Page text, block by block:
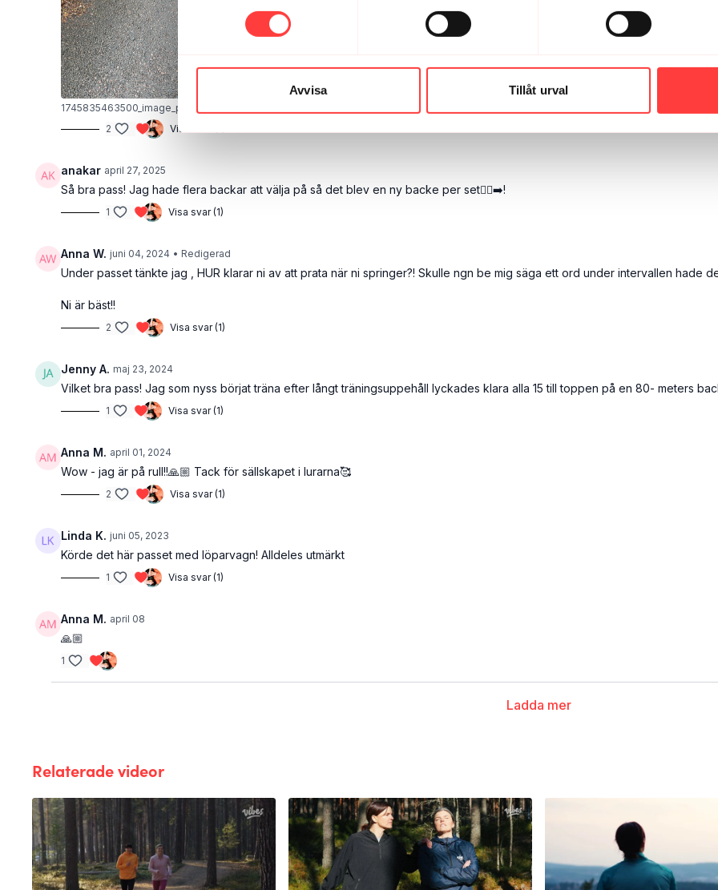
Avvisa Tillåt urval
1745835463500_image_picker_C626ABA2-0891-4541-9BD9-69D7F0907DB0-49419-00001F4CB2548896.1745835463.jpg
2
Visa svar (1)
anakar april 27, 2025
Så bra pass! Jag hade flera backar att välja på så det blev en ny backe per set🏃‍♀️‍➡️!
1 Visa svar (1)
Anna W. juni 04, 2024 • Redigerad
Under passet tänkte jag , HUR klarar ni av att prata när ni springer?! Skulle ngn be mig säga ett ord under intervallen hade
Ni är bäst!!
2 Visa svar (1)
Jenny A. maj 23, 2024
Vilket bra pass! Jag som nyss börjat träna efter långt träningsuppehåll lyckades klara alla 15 till toppen på en 80- meters
1 Visa svar (1)
Anna M. april 01, 2024
Wow - jag är på rull!!🙏🏼 Tack för sällskapet i lurarna🥰
2 Visa svar (1)
Linda K. juni 05, 2023
Körde det här passet med löparvagn! Alldeles utmärkt
1 Visa svar (1)
Anna M. april 08
🙏🏼
1
Ladda mer
Relaterade videor